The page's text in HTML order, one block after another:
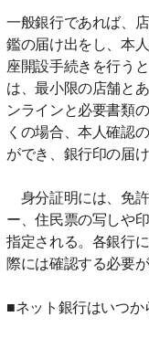
一般銀行であれば、
鑑の届け出をし、本
座開設手続きを行う
は、最小限の店舗と
ンラインと必要書類
くの場合、本人確認
ができ、銀行印の届け
身分証明には、免
ー、住民票の写しや
指定される。各銀行
際には確認する必要が
■ネット銀行はいつか